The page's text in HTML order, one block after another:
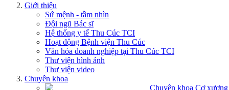
Giới thiệu
Sứ mệnh - tầm nhìn
Đội ngũ Bác sĩ
Hệ thống y tế Thu Cúc TCI
Hoạt động Bệnh viện Thu Cúc
Văn hóa doanh nghiệp tại Thu Cúc TCI
Thư viện hình ảnh
Thư viện video
Chuyên khoa
Chuyên khoa Cơ